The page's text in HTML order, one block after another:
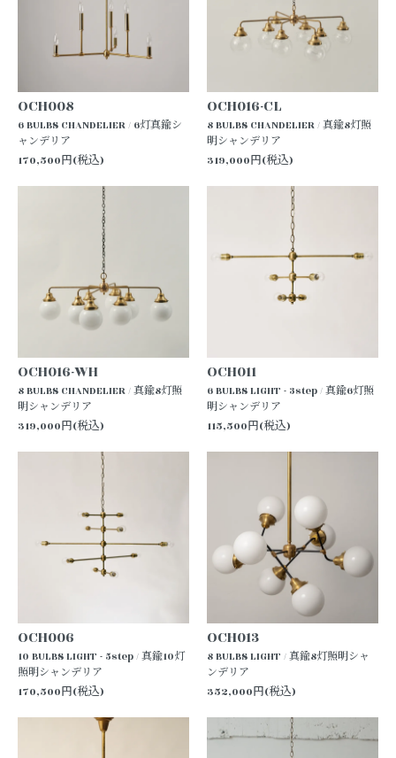
OCH008
6 BULBS CHANDELIER / 6灯真鍮シ
ャンデリア
170,500円(税込)
OCH016-CL
8 BULBS CHANDELIER / 真鍮8灯照
明シャンデリア
319,000円(税込)
OCH016-WH
8 BULBS CHANDELIER / 真鍮8灯照
明シャンデリア
319,000円(税込)
OCH011
6 BULBS LIGHT - 3step / 真鍮6灯照
明シャンデリア
115,500円(税込)
OCH006
10 BULBS LIGHT - 5step / 真鍮10灯
照明シャンデリア
170,500円(税込)
OCH013
8 BULBS LIGHT / 真鍮8灯照明シャ
ンデリア
352,000円(税込)